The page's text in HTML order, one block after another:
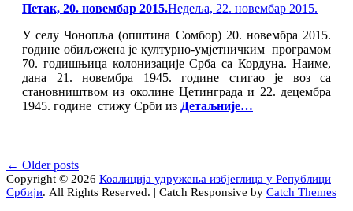
Posted
Петак, 20. новембар 2015.Недеља, 22. новембар 2015.
У селу Чонопља (општина Сомбор) 20. новембра 2015.
године обиљежена је културно-умјетничким програмом
70. годишњица колонизације Срба са Кордуна. Наиме,
дана 21. новембра 1945. године стигао је воз са
становништвом из околине Цетинграда и 22. децембра
1945. године стижу Срби из Детаљније…
Post
navigation
← Older posts
Copyright © 2026 Коалиција удружења избјеглица у Републици
Србији. All Rights Reserved. | Catch Responsive by Catch Themes